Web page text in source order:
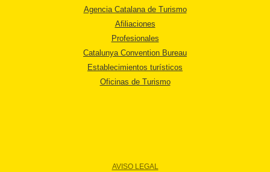
Agencia Catalana de Turismo
Afiliaciones
Profesionales
Catalunya Convention Bureau
Establecimientos turísticos
Oficinas de Turismo
AVISO LEGAL